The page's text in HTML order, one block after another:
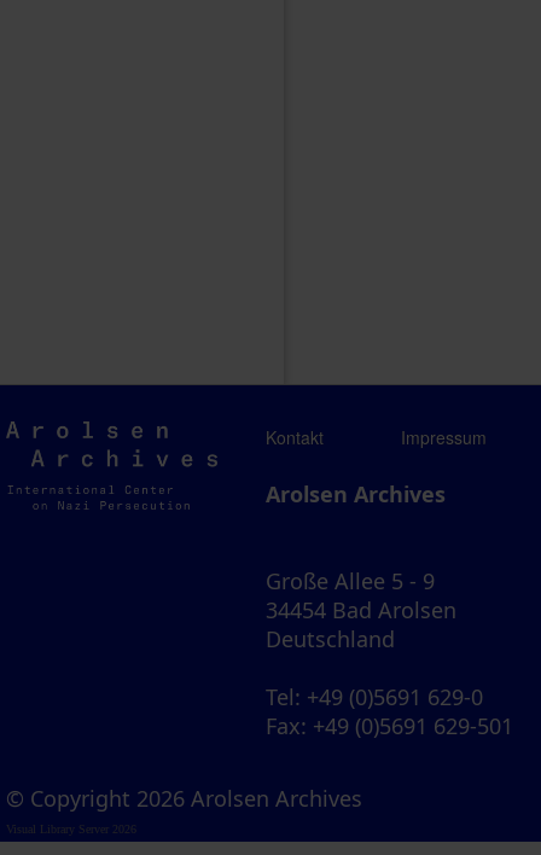
Arolsen
Archives
Kontakt Impressum
Arolsen Archives
Große Allee 5 - 9
34454 Bad Arolsen
Deutschland
Tel: +49 (0)5691 629-0
Fax: +49 (0)5691 629-501
© Copyright 2026 Arolsen Archives
Visual Library Server 2026